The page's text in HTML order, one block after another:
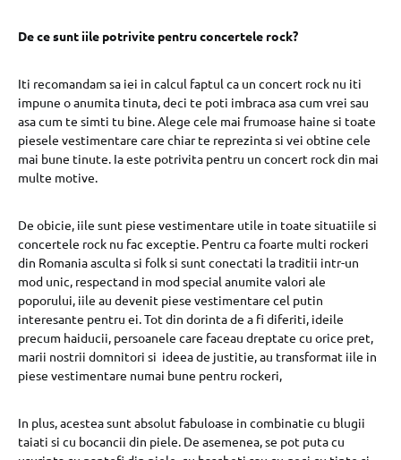
De ce sunt iile potrivite pentru concertele rock?
Iti recomandam sa iei in calcul faptul ca un concert rock nu iti
impune o anumita tinuta, deci te poti imbraca asa cum vrei sau
asa cum te simti tu bine. Alege cele mai frumoase haine si toate
piesele vestimentare care chiar te reprezinta si vei obtine cele
mai bune tinute. Ia este potrivita pentru un concert rock din mai
multe motive.
De obicie, iile sunt piese vestimentare utile in toate situatiile si
concertele rock nu fac exceptie. Pentru ca foarte multi rockeri
din Romania asculta si folk si sunt conectati la traditii intr-un
mod unic, respectand in mod special anumite valori ale
poporului, iile au devenit piese vestimentare cel putin
interesante pentru ei. Tot din dorinta de a fi diferiti, ideile
precum haiducii, persoanele care faceau dreptate cu orice pret,
marii nostrii domnitori si ideea de justitie, au transformat iile in
piese vestimentare numai bune pentru rockeri,
In plus, acestea sunt absolut fabuloase in combinatie cu blugii
taiati si cu bocancii din piele. De asemenea, se pot puta cu